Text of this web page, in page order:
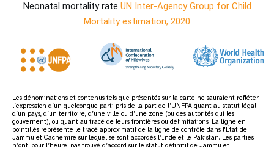
Neonatal mortality rate UN Inter-Agency Group for Child
Mortality estimation, 2020
Les dénominations et contenus tels que présentés sur la carte ne sauraient refléter
l’expression d’un quelconque parti pris de la part de l’UNFPA quant au statut légal
d’un pays, d’un territoire, d’une ville ou d’une zone (ou des autorités qui les
gouvernent), ou quant au tracé de leurs frontières ou délimitations. La ligne en
pointillés représente le tracé approximatif de la ligne de contrôle dans l'État de
Jammu et Cachemire sur lequel se sont accordés l’Inde et le Pakistan. Les parties
n’ont, pour l’heure, pas trouvé d’accord sur le statut définitif de Jammu et